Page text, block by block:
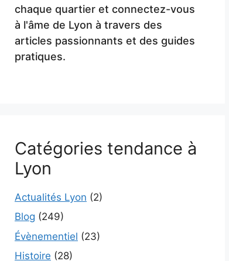
chaque quartier et connectez-vous
à l'âme de Lyon à travers des
articles passionnants et des guides
pratiques.
Catégories tendance à
Lyon
Actualités Lyon (2)
Blog (249)
Évènementiel (23)
Histoire (28)